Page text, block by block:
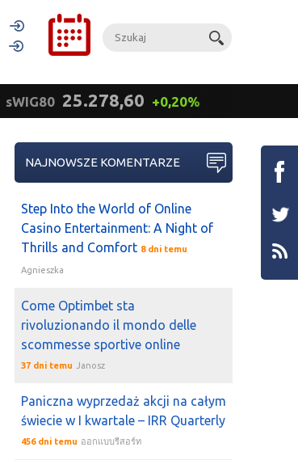
sWIG80 25.278,60 +0,20%
NAJNOWSZE KOMENTARZE
Step Into the World of Online
Casino Entertainment: A Night of
Thrills and Comfort 8 dni temu
Agnieszka
Come Optimbet sta
rivoluzionando il mondo delle
scommesse sportive online
37 dni temu Janosz
Paniczna wyprzedaż akcji na całym
świecie w I kwartale – IRR Quarterly
456 dni temu ออกแบบรีสอร์ท